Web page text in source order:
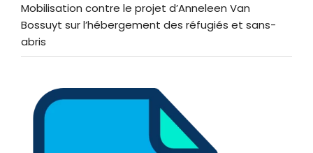
Mobilisation contre le projet d’Anneleen Van
Bossuyt sur l’hébergement des réfugiés et sans-
abris